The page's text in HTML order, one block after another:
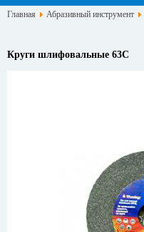
Главная Абразивный инструмент
Круги шлифовальные 63С